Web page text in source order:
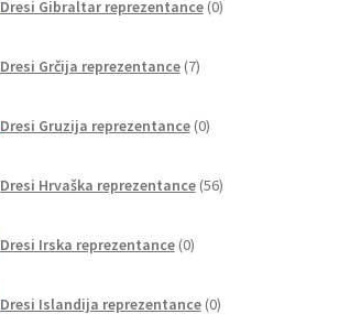
Dresi Gibraltar reprezentance 0izdelkov
Dresi Grčija reprezentance 7izdelkov
Dresi Gruzija reprezentance 0izdelkov
Dresi Hrvaška reprezentance 56izdelkov
Dresi Irska reprezentance 0izdelkov
Dresi Islandija reprezentance 0izdelkov